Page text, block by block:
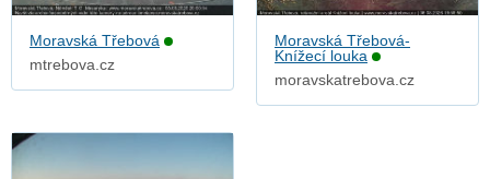
Moravská Třebová
mtrebova.cz
Moravská Třebová-
Knížecí louka
moravskatrebova.cz